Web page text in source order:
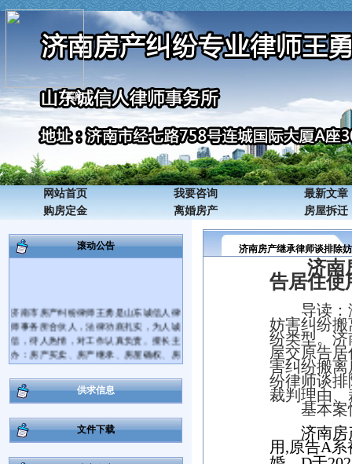
网站首页 我要咨询
最新文章
购房定金
离婚房产 房屋拆迁
关闭
滚动公告
济南市房产纠纷律师王勇是山东诚信人律
师事务所合伙人，法律功底扎实，为人诚
信，待人热情，对工作认真负责。擅长主
办：房产买卖、房产继承、房屋确权、房
屋拆迁、离婚房产分割等房产纠纷案件；
并且精通企业法律顾问业务，担任多家
大、中型企业的法律顾问，具备相当丰富
的执业实践经验和诉讼技巧。
王勇律师咨询电话：13573782679，地址:
济南市经七路758号连城国际大厦A座301
供求信息
文件下载
济南房产继承律师谈排除
济南
告居住使
导读：
妨害纠纷
纷类型。 济
屋交原告
害纠纷搬
纷律师谈
裁判理由
基本案
济南房
用,原告A系